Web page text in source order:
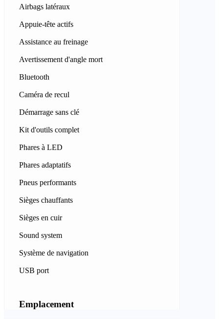
Airbags latéraux
Appuie-tête actifs
Assistance au freinage
Avertissement d'angle mort
Bluetooth
Caméra de recul
Démarrage sans clé
Kit d'outils complet
Phares à LED
Phares adaptatifs
Pneus performants
Sièges chauffants
Sièges en cuir
Sound system
Système de navigation
USB port
Emplacement